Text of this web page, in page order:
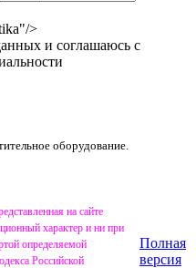
>
и соглашаюсь с
оборудование.
на сайте
характер и ни при
определяемой
Российской
Полная
версия